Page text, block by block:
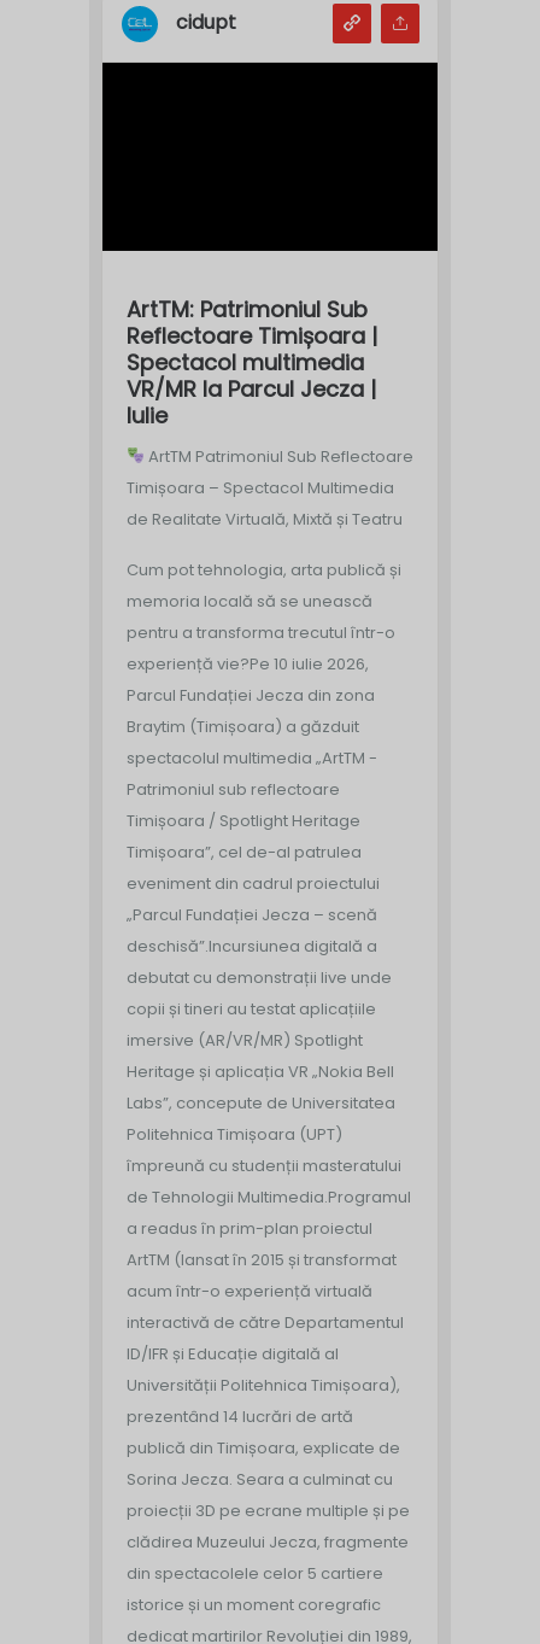
cidupt
ArtTM: Patrimoniul Sub
Reflectoare Timișoara |
Spectacol multimedia
VR/MR la Parcul Jecza |
Iulie
ArtTM Patrimoniul Sub Reflectoare
Timișoara – Spectacol Multimedia
de Realitate Virtuală, Mixtă și Teatru
Cum pot tehnologia, arta publică și
memoria locală să se unească
pentru a transforma trecutul într-o
experiență vie?Pe 10 iulie 2026,
Parcul Fundației Jecza din zona
Braytim (Timișoara) a găzduit
spectacolul multimedia „ArtTM -
Patrimoniul sub reflectoare
Timișoara / Spotlight Heritage
Timișoara”, cel de-al patrulea
eveniment din cadrul proiectului
„Parcul Fundației Jecza – scenă
deschisă”.Incursiunea digitală a
debutat cu demonstrații live unde
copii și tineri au testat aplicațiile
imersive (AR/VR/MR) Spotlight
Heritage și aplicația VR „Nokia Bell
Labs”, concepute de Universitatea
Politehnica Timișoara (UPT)
împreună cu studenții masteratului
de Tehnologii Multimedia.Programul
a readus în prim-plan proiectul
ArtTM (lansat în 2015 și transformat
acum într-o experiență virtuală
interactivă de către Departamentul
ID/IFR și Educație digitală al
Universității Politehnica Timișoara),
prezentând 14 lucrări de artă
publică din Timișoara, explicate de
Sorina Jecza. Seara a culminat cu
proiecții 3D pe ecrane multiple și pe
clădirea Muzeului Jecza, fragmente
din spectacolele celor 5 cartiere
istorice și un moment coregrafic
dedicat martirilor Revoluției din 1989,